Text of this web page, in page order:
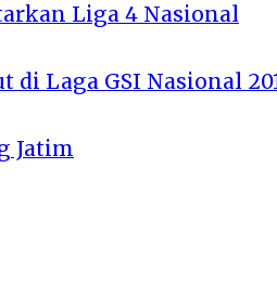
Liga 4 Nasional
di Laga GSI Nasional
Jatim